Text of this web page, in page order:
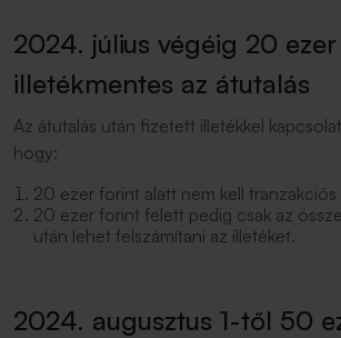
2024. július végéig 20
illetékmentes az átutalás
Az átutalás után fizetett illetékkel
hogy:
20 ezer forint alatt nem kell
20 ezer forint felett pedig csak az
után lehet felszámítani az illetéket.
2024. augusztus 1-től 50